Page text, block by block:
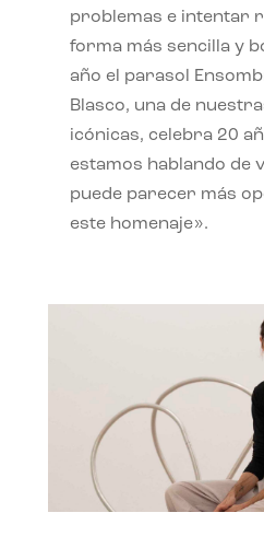
problemas e intentar
forma más sencilla y
año el parasol
Blasco, una de
icónicas, celebra 20
estamos hablando de
puede parecer más
este homenaje».